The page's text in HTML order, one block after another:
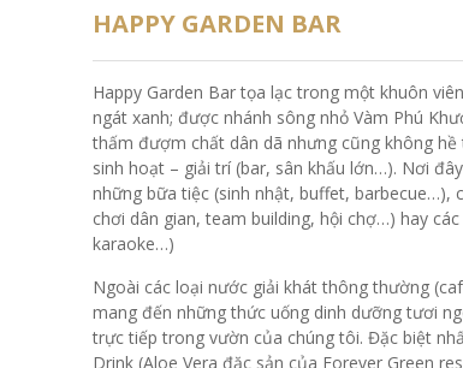
HAPPY GARDEN BAR
Happy Garden Bar tọa lạc trong một khuôn
ngát xanh; được nhánh sông nhỏ Vàm Phú
thấm đượm chất dân dã nhưng cũng không
sinh hoạt – giải trí (bar, sân khấu lớn…). Nơi
những bữa tiệc (sinh nhật, buffet,
chơi dân gian, team building, hội chợ…) hay
karaoke…)
Ngoài các loại nước giải khát thông thường
mang đến những thức uống dinh dưỡng tươi
trực tiếp trong vườn của chúng tôi. Đặc biệt
Drink (Aloe Vera đặc sản của Forever Green